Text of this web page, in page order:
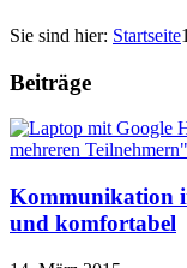
Sie sind hier: Startseite1
Beiträge
Kommunikation
und komfortabel